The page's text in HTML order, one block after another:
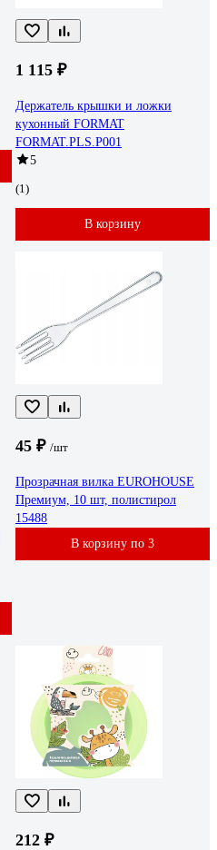
1 115 ₽
Держатель крышки и ложки
кухонный FORMAT
FORMAT.PLS.P001
5
(1)
В корзину
45 ₽ /шт
Прозрачная вилка EUROHOUSE
Премиум, 10 шт, полистирол
15488
В корзину по 3
212 ₽